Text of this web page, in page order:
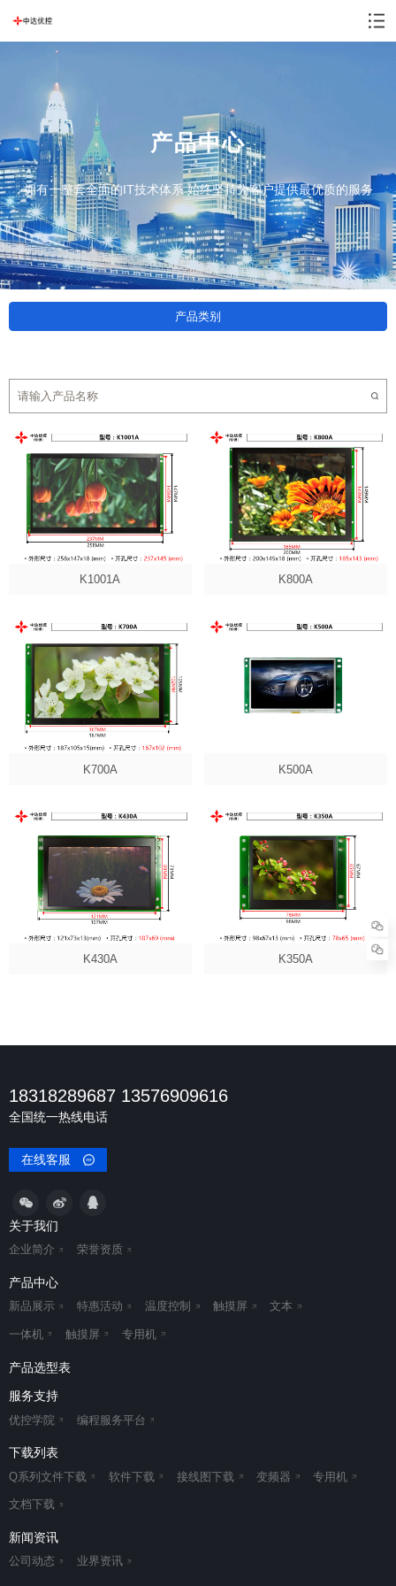
产品中心
拥有一整套全面的IT技术体系 始终坚持为客户提供最优质的服务
产品类别
K1001A K800A
K700A K500A
K430A K350A
18318289687 13576909616
全国统一热线电话
在线客服
关于我们
企业简介 荣誉资质
产品中心
新品展示 特惠活动 温度控制 触摸屏 文本
一体机 触摸屏 专用机
产品选型表
服务支持
优控学院 编程服务平台
下载列表
Q系列文件下载 软件下载 接线图下载 变频器 专用机
文档下载
新闻资讯
公司动态 业界资讯